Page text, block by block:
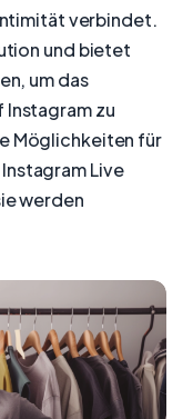
verbindet.
und bietet
um das
Instagram zu
Möglichkeiten für
Live
werden